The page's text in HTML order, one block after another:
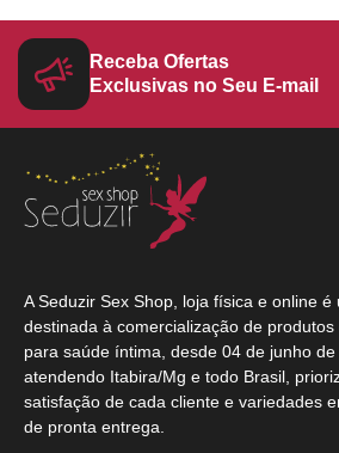
Receba Ofertas
Exclusivas no Seu E-mail
A Seduzir Sex Shop, loja física e online é
destinada à comercialização de
para saúde íntima, desde 04 de junho de
atendendo Itabira/Mg e todo Brasil,
satisfação de cada cliente e variedades
de pronta entrega.